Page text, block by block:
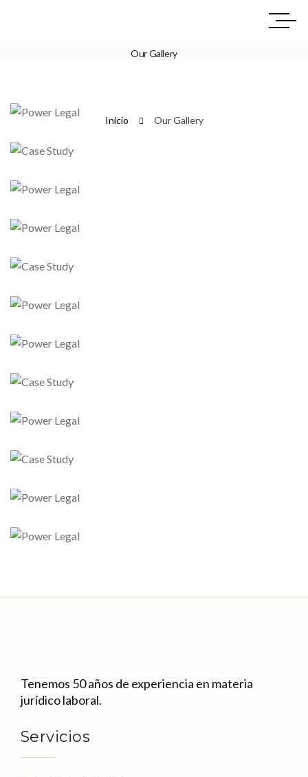
Our Gallery
Inicio Our Gallery
Tenemos 50 años de experiencia en materia
jurídico laboral.
Servicios